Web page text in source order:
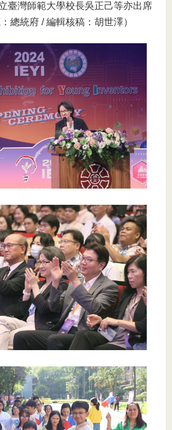
臺灣師範大學校長吳正己等亦出席
總統府 / 編輯核稿：胡世澤）